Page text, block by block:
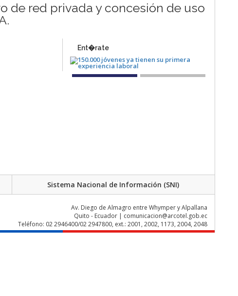
de red privada y concesión de uso
Ent�rate
Sistema Nacional de Información (SNI)
Av. Diego de Almagro entre Whymper y Alpallana
Quito - Ecuador | comunicacion@arcotel.gob.ec
Teléfono: 02 2946400/02 2947800, ext.: 2001, 2002, 1173, 2004, 2048